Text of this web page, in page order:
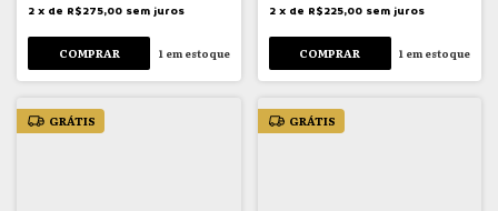
2 x de R$275,00 sem juros
1 em estoque
2 x de R$225,00 sem juros
1 em estoque
GRÁTIS GRÁTIS